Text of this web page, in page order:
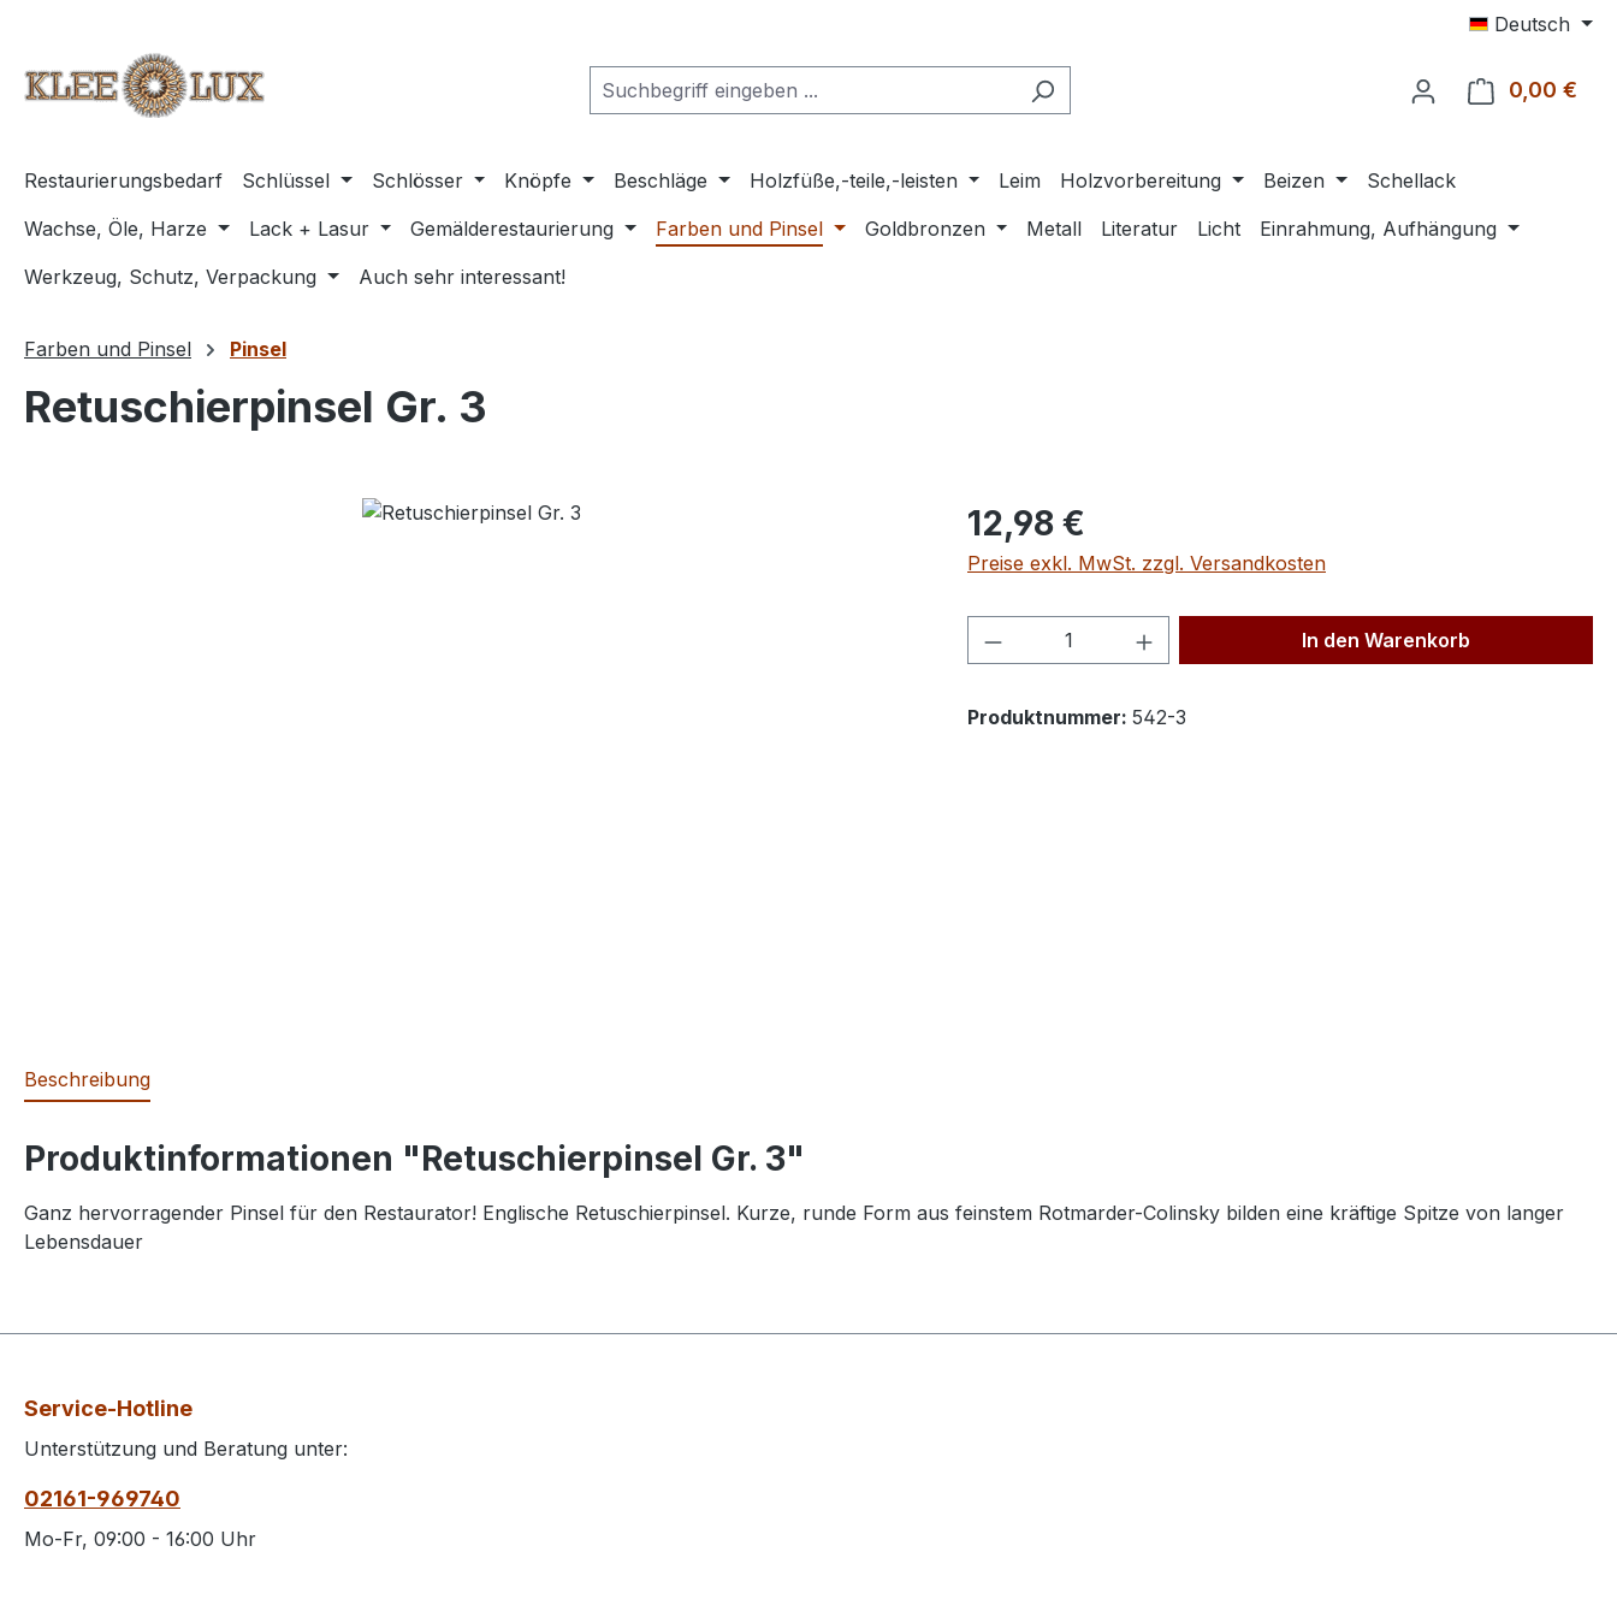
Deutsch
0,00 €
Restaurierungsbedarf Schlüssel Schlösser Knöpfe Beschläge Holzfüße,-teile,-leisten Leim Holzvorbereitung Beizen
Schellack
Wachse, Öle, Harze
Lack + Lasur Gemälderestaurierung Farben und Pinsel Goldbronzen Metall Literatur Licht
Einrahmung, Aufhängung
Werkzeug, Schutz, Verpackung
Auch sehr interessant!
Farben und Pinsel Pinsel
Retuschierpinsel Gr. 3
Regulärer Preis:
12,98 €
Preise exkl. MwSt. zzgl. Versandkosten
Produkt Anzahl: Gib den gewünschten Wert
In den Warenkorb
Produktnummer: 542-3
Beschreibung
Produktinformationen "Retuschierpinsel Gr. 3"
Ganz hervorragender Pinsel für den Restaurator! Englische Retuschierpinsel. Kurze, runde Form aus feinstem Rotmarder-Colinsky bilden eine kräftige Spitze von langer
Lebensdauer
Service-Hotline
Unterstützung und Beratung unter:
02161-969740
Mo-Fr, 09:00 - 16:00 Uhr